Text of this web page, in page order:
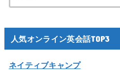
索:
人気オンライン英会話TOP3
ネイティブキャンプ